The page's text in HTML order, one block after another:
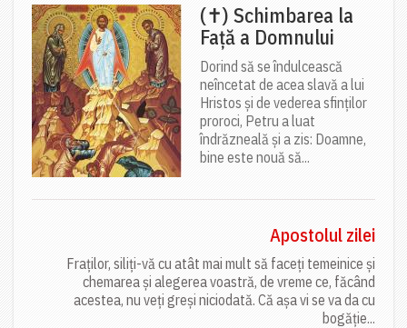
(✝) Schimbarea la
Față a Domnului
Dorind să se îndulcească
neîncetat de acea slavă a lui
Hristos și de vederea sfinților
proroci, Petru a luat
îndrăzneală și a zis: Doamne,
bine este nouă să...
Apostolul zilei
Fraților, siliți-vă cu atât mai mult să faceți temeinice și
chemarea și alegerea voastră, de vreme ce, făcând
acestea, nu veți greși niciodată. Că așa vi se va da cu
bogăție...